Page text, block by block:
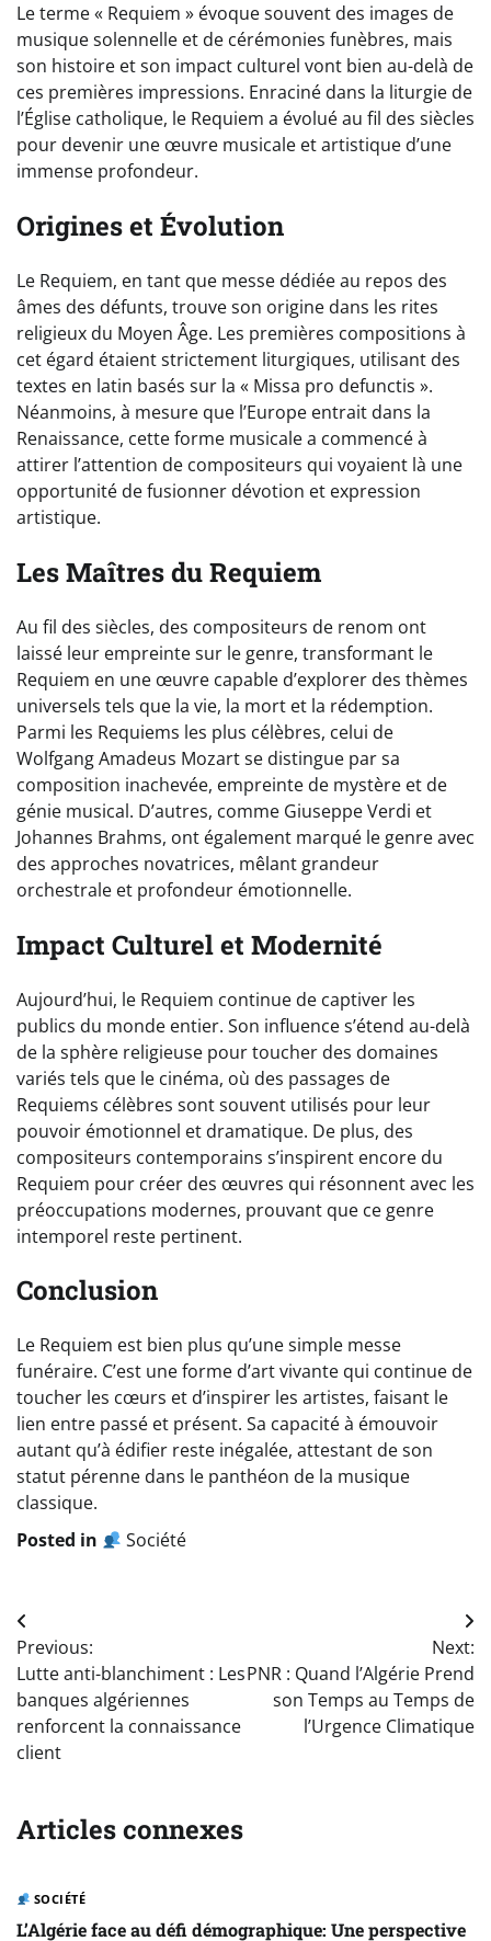
Le terme « Requiem » évoque souvent des images de
musique solennelle et de cérémonies funèbres, mais
son histoire et son impact culturel vont bien au-delà de
ces premières impressions. Enraciné dans la liturgie de
l’Église catholique, le Requiem a évolué au fil des siècles
pour devenir une œuvre musicale et artistique d’une
immense profondeur.
Origines et Évolution
Le Requiem, en tant que messe dédiée au repos des
âmes des défunts, trouve son origine dans les rites
religieux du Moyen Âge. Les premières compositions à
cet égard étaient strictement liturgiques, utilisant des
textes en latin basés sur la « Missa pro defunctis ».
Néanmoins, à mesure que l’Europe entrait dans la
Renaissance, cette forme musicale a commencé à
attirer l’attention de compositeurs qui voyaient là une
opportunité de fusionner dévotion et expression
artistique.
Les Maîtres du Requiem
Au fil des siècles, des compositeurs de renom ont
laissé leur empreinte sur le genre, transformant le
Requiem en une œuvre capable d’explorer des thèmes
universels tels que la vie, la mort et la rédemption.
Parmi les Requiems les plus célèbres, celui de
Wolfgang Amadeus Mozart se distingue par sa
composition inachevée, empreinte de mystère et de
génie musical. D’autres, comme Giuseppe Verdi et
Johannes Brahms, ont également marqué le genre avec
des approches novatrices, mêlant grandeur
orchestrale et profondeur émotionnelle.
Impact Culturel et Modernité
Aujourd’hui, le Requiem continue de captiver les
publics du monde entier. Son influence s’étend au-delà
de la sphère religieuse pour toucher des domaines
variés tels que le cinéma, où des passages de
Requiems célèbres sont souvent utilisés pour leur
pouvoir émotionnel et dramatique. De plus, des
compositeurs contemporains s’inspirent encore du
Requiem pour créer des œuvres qui résonnent avec les
préoccupations modernes, prouvant que ce genre
intemporel reste pertinent.
Conclusion
Le Requiem est bien plus qu’une simple messe
funéraire. C’est une forme d’art vivante qui continue de
toucher les cœurs et d’inspirer les artistes, faisant le
lien entre passé et présent. Sa capacité à émouvoir
autant qu’à édifier reste inégalée, attestant de son
statut pérenne dans le panthéon de la musique
classique.
Posted in
Société
Navigation
de
l’article
Previous:
Lutte anti-blanchiment : Les
banques algériennes
renforcent la connaissance
client
Next:
PNR : Quand l’Algérie Prend
son Temps au Temps de
l’Urgence Climatique
Articles connexes
SOCIÉTÉ
L’Algérie face au défi démographique: Une perspective